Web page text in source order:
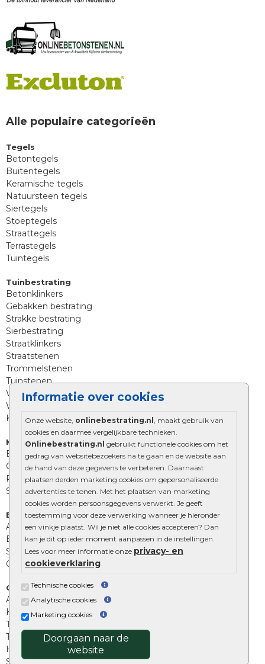
Informatie over cookies
Onze website, onlinebestrating.nl , maakt gebruik van
cookies en daarmee vergelijkbare technieken.
Onlinebestrating.nl gebruikt functionele cookies om het
gedrag van websitebezoekers na te gaan en de website aan
de hand van deze gegevens te verbeteren. Daarnaast
plaatsen derden marketing cookies om gepersonaliseerde
advertenties te tonen. Met het plaatsen van marketing
cookies worden persoonsgegevens verwerkt. Je geeft
toestemming voor deze verwerking wanneer je hieronder
een vinkje plaatst. Wil je niet alle cookies accepteren? Dan
kan je dit op ieder moment aanpassen in de instellingen.
Lees voor meer informatie onze privacy- en
cookieverklaring.
Technische cookies
Analytische cookies
Marketing cookies
Doorgaan naar de
website
Alle populaire categorieën
Tegels
Betontegels
Buitentegels
Keramische tegels
Natuursteen tegels
Siertegels
Stoeptegels
Straattegels
Terrastegels
Tuintegels
Tuinbestrating
Betonklinkers
Gebakken bestrating
Strakke bestrating
Sierbestrating
Straatklinkers
Straatstenen
Trommelstenen
Tuinstenen
Waalformaat
Wildverband bestrating
Kingstones
Muurelementen
Betonbielzen
Opsluitbanden
Palissades
Stapelblokken
Extra benodigdheden
Afwatering en diversen
Beplantings en betonelementen
Split, grind en zand
Oprit tegels
Overig
Aanbiedingen
Kunstgras
Tuintegels outlet
Terrastegels leggen
Hoe richt ik een landelijke tuin in?
Sierbestrating schoonmaken